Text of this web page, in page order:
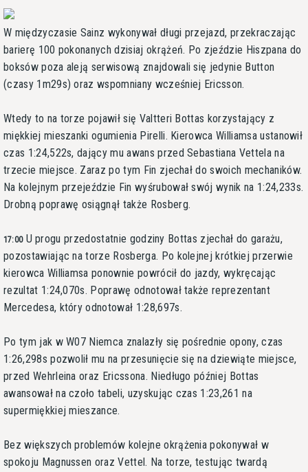
W międzyczasie Sainz wykonywał długi przejazd, przekraczając
barierę 100 pokonanych dzisiaj okrążeń. Po zjeździe Hiszpana do
boksów poza aleją serwisową znajdowali się jedynie Button
(czasy 1m29s) oraz wspomniany wcześniej Ericsson.
Wtedy to na torze pojawił się Valtteri Bottas korzystający z
miękkiej mieszanki ogumienia Pirelli. Kierowca Williamsa ustanowił
czas 1:24,522s, dający mu awans przed Sebastiana Vettela na
trzecie miejsce. Zaraz po tym Fin zjechał do swoich mechaników.
Na kolejnym przejeździe Fin wyśrubował swój wynik na 1:24,233s.
Drobną poprawę osiągnął także Rosberg.
17:00U progu przedostatnie godziny Bottas zjechał do garażu,
pozostawiając na torze Rosberga. Po kolejnej krótkiej przerwie
kierowca Williamsa ponownie powrócił do jazdy, wykręcając
rezultat 1:24,070s. Poprawę odnotował także reprezentant
Mercedesa, który odnotował 1:28,697s.
Po tym jak w W07 Niemca znalazły się pośrednie opony, czas
1:26,298s pozwolił mu na przesunięcie się na dziewiąte miejsce,
przed Wehrleina oraz Ericssona. Niedługo później Bottas
awansował na czoło tabeli, uzyskując czas 1:23,261 na
supermiękkiej mieszance.
Bez większych problemów kolejne okrążenia pokonywał w
spokoju Magnussen oraz Vettel. Na torze, testując twardą